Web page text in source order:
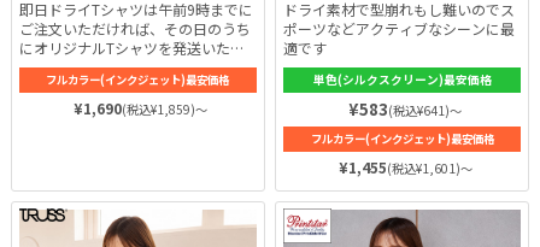
即日ドライTシャツは午前9時までに
ご注文いただければ、その日のうち
にオリジナルTシャツを発送いたし
ます。紫外線カットと、吸水速乾性
を併せ持った即日ドライTシャツは
汗を多くかくスポーツにおすすめ。
厚みは4.1ozと軽さと薄さを備えな
い着心地です♪
フルカラー(インクジェット)最安価格
¥1,690(税込¥1,859)～
ドライ素材で型崩れもし難いのでス
ポーツなどアクティブなシーンに最
適です
単色(シルクスクリーン)最安価格
¥583(税込¥641)～
フルカラー(インクジェット)最安価格
¥1,455(税込¥1,601)～